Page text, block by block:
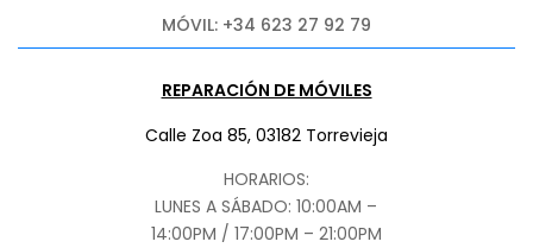
MÓVIL: +34 623 27 92 79
REPARACIÓN DE MÓVILES
Calle Zoa 85, 03182 Torrevieja
HORARIOS:
LUNES A SÁBADO: 10:00AM –
14:00PM / 17:00PM – 21:00PM